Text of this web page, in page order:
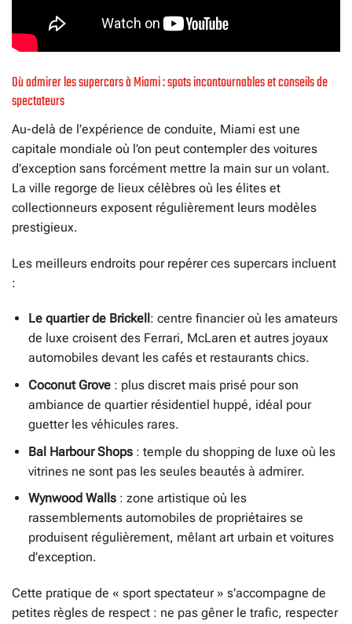
Où admirer les supercars à Miami : spots incontournables et conseils de
spectateurs
Au-delà de l’expérience de conduite, Miami est une
capitale mondiale où l’on peut contempler des voitures
d’exception sans forcément mettre la main sur un volant.
La ville regorge de lieux célèbres où les élites et
collectionneurs exposent régulièrement leurs modèles
prestigieux.
Les meilleurs endroits pour repérer ces supercars incluent
:
Le quartier de Brickell : centre financier où les amateurs
de luxe croisent des Ferrari, McLaren et autres joyaux
automobiles devant les cafés et restaurants chics.
Coconut Grove: plus discret mais prisé pour son
ambiance de quartier résidentiel huppé, idéal pour
guetter les véhicules rares.
Bal Harbour Shops: temple du shopping de luxe où les
vitrines ne sont pas les seules beautés à admirer.
Wynwood Walls: zone artistique où les
rassemblements automobiles de propriétaires se
produisent régulièrement, mêlant art urbain et voitures
d’exception.
Cette pratique de « sport spectateur » s’accompagne de
petites règles de respect : ne pas gêner le trafic, respecter